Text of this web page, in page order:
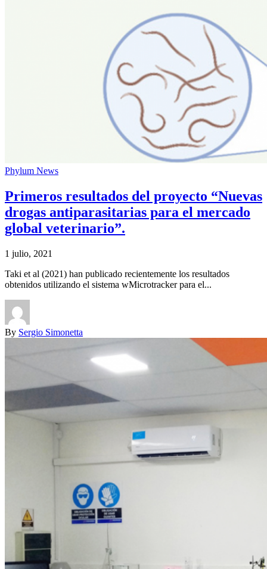
Phylum News
Primeros resultados del proyecto “Nuevas
drogas antiparasitarias para el mercado
global veterinario”.
1 julio, 2021
Taki et al (2021) han publicado recientemente los resultados
obtenidos utilizando el sistema wMicrotracker para el...
By Sergio Simonetta